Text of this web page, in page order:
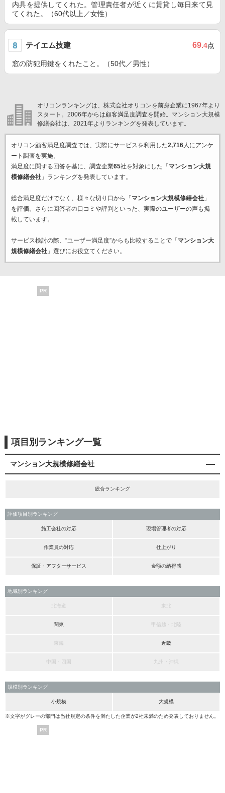
内具を提供してくれた。管理責任者が近くに賃貸し毎日来て見
てくれた。（60代以上／女性）
テイエム技建 69.4点
窓の防犯用鍵をくれたこと。（50代／男性）
オリコンランキングは、株式会社オリコンを前身企業に1967年より
スタート。2006年からは顧客満足度調査を開始。マンション大規模
修繕会社は、2021年よりランキングを発表しています。
オリコン顧客満足度調査では、実際にサービスを利用した2,716人にアンケ
ート調査を実施。
満足度に関する回答を基に、調査企業65社を対象にした「 マンション大規
模修繕会社」ランキングを発表しています。
総合満足度だけでなく、様々な切り口から「 マンション大規模修繕会社」
を評価。さらに回答者の口コミや評判といった、実際のユーザーの声も掲
載しています。
サービス検討の際、“ユーザー満足度”からも比較することで「 マンション大
規模修繕会社」選びにお役立てください。
PR
項目別ランキング一覧
マンション大規模修繕会社
総合ランキング
評価項目別ランキング
施工会社の対応 現場管理者の対応
作業員の対応 仕上がり
保証・アフターサービス 金額の納得感
地域別ランキング
北海道 東北
関東 甲信越・北陸
東海 近畿
中国・四国 九州・沖縄
規模別ランキング
小規模 大規模
※文字がグレーの部門は当社規定の条件を満たした企業が2社未満のため発表しておりません。
PR